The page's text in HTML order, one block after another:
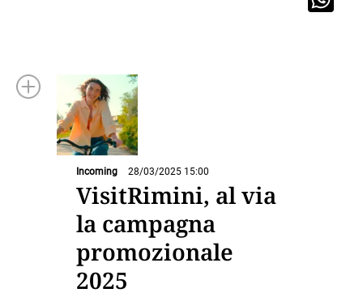
Incoming 28/03/2025 15:00
VisitRimini, al via
la campagna
promozionale
2025